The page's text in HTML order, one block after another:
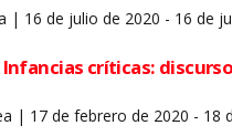
| 16 de julio de 2020 - 16 de
críticas:
| 17 de febrero de 2020 - 18